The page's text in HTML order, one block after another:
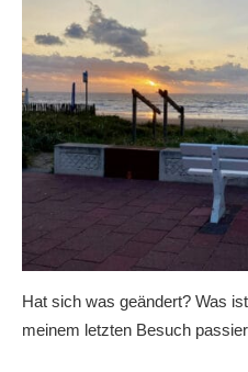
Hat sich was geändert? Was
meinem letzten Besuch